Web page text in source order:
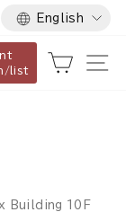
Language
English
list
Cart
Building 10F